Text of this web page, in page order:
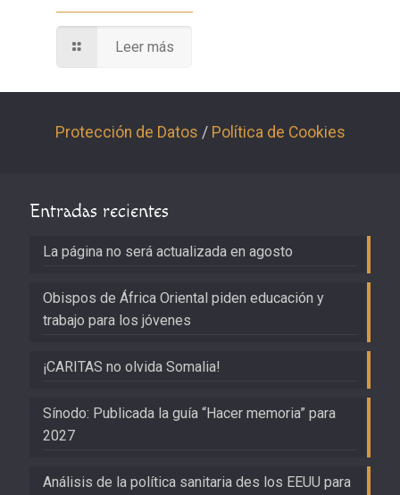
Leer más
Protección de Datos / Política de Cookies
Entradas recientes
La página no será actualizada en agosto
Obispos de África Oriental piden educación y
trabajo para los jóvenes
¡CARITAS no olvida Somalia!
Sínodo: Publicada la guía “Hacer memoria” para
2027
Análisis de la política sanitaria des los EEUU para